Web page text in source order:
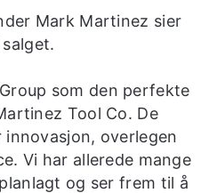
Mark Martinez sier
som den perfekte
Tool Co. De
overlegen
Vi har allerede mange
og ser frem til å